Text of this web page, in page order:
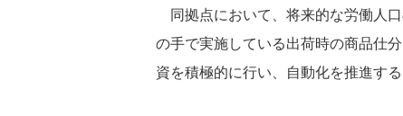
同拠点において、将来的な労働人
の手で実施している出荷時の商品仕
資を積極的に行い、自動化を推進する